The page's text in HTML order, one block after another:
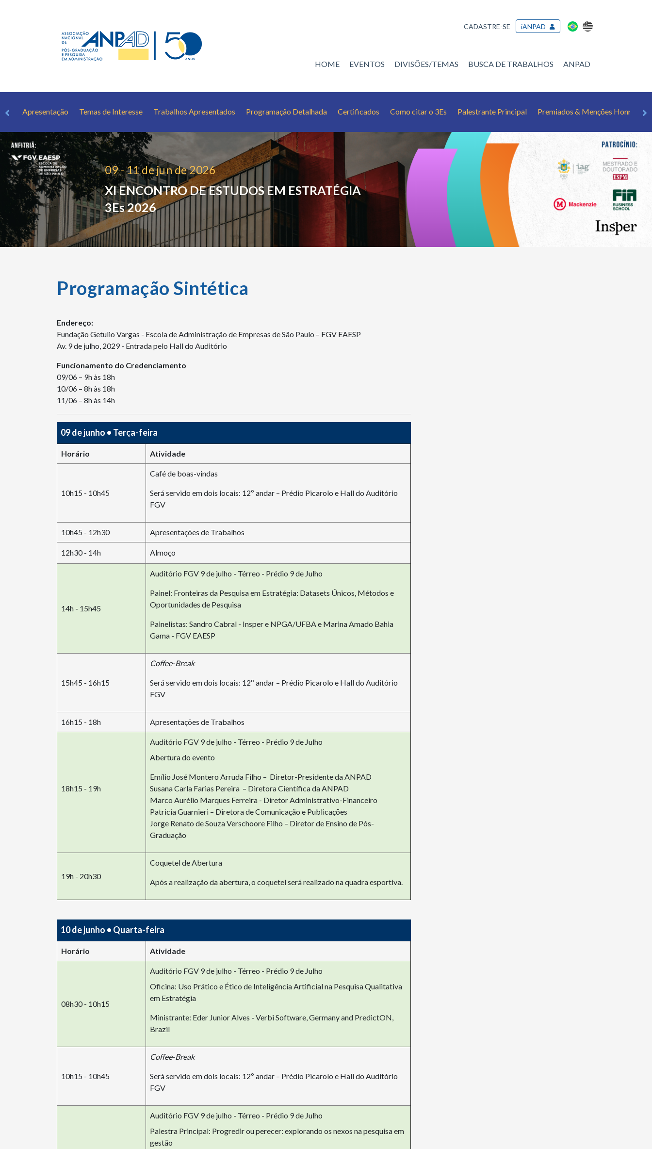
CADASTRE-SE iANPAD
HOME EVENTOS DIVISÕES/TEMAS BUSCA DE TRABALHOS ANPAD
Apresentação Temas de Interesse Trabalhos Apresentados Programação Detalhada Certificados Como citar o 3Es Palestrante Principal Premiados & Menções Honrosas
09 - 11 de jun de 2026
XI ENCONTRO DE ESTUDOS EM ESTRATÉGIA
3Es 2026
Programação Sintética
Endereço:
Fundação Getulio Vargas - Escola de Administração de Empresas de São Paulo – FGV EAESP
Av. 9 de julho, 2029 - Entrada pelo Hall do Auditório
Funcionamento do Credenciamento
09/06 – 9h às 18h
10/06 – 8h às 18h
11/06 – 8h às 14h
09 de junho • Terça-feira
Horário Atividade
10h15 - 10h45
Café de boas-vindas
Será servido em dois locais: 12º andar – Prédio Picarolo e Hall do Auditório
FGV
10h45 - 12h30 Apresentações de Trabalhos
12h30 - 14h Almoço
14h - 15h45
Auditório FGV 9 de julho - Térreo - Prédio 9 de Julho
Painel: Fronteiras da Pesquisa em Estratégia: Datasets Únicos, Métodos e
Oportunidades de Pesquisa
Painelistas: Sandro Cabral - Insper e NPGA/UFBA e Marina Amado Bahia
Gama - FGV EAESP
15h45 - 16h15
Coffee-Break
Será servido em dois locais: 12º andar – Prédio Picarolo e Hall do Auditório
FGV
16h15 - 18h Apresentações de Trabalhos
18h15 - 19h
Auditório FGV 9 de julho - Térreo - Prédio 9 de Julho
Abertura do evento
Emílio José Montero Arruda Filho – Diretor-Presidente da ANPAD
Susana Carla Farias Pereira – Diretora Científica da ANPAD
Marco Aurélio Marques Ferreira - Diretor Administrativo-Financeiro
Patricia Guarnieri – Diretora de Comunicação e Publicações
Jorge Renato de Souza Verschoore Filho – Diretor de Ensino de Pós-
Graduação
19h - 20h30
Coquetel de Abertura
Após a realização da abertura, o coquetel será realizado na quadra esportiva.
10 de junho • Quarta-feira
Horário Atividade
08h30 - 10h15
Auditório FGV 9 de julho - Térreo - Prédio 9 de Julho
Oficina: Uso Prático e Ético de Inteligência Artificial na Pesquisa Qualitativa
em Estratégia
Ministrante: Eder Junior Alves - Verbi Software, Germany and PredictON,
Brazil
10h15 - 10h45
Coffee-Break
Será servido em dois locais: 12º andar – Prédio Picarolo e Hall do Auditório
FGV
Auditório FGV 9 de julho - Térreo - Prédio 9 de Julho
Palestra Principal: Progredir ou perecer: explorando os nexos na pesquisa em
gestão